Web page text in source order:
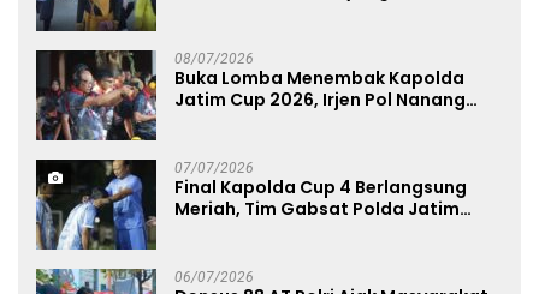
08/07/2026
Buka Lomba Menembak Kapolda
Jatim Cup 2026, Irjen Pol Nanang
07/07/2026
Final Kapolda Cup 4 Berlangsung
Meriah, Tim Gabsat Polda Jatim
06/07/2026